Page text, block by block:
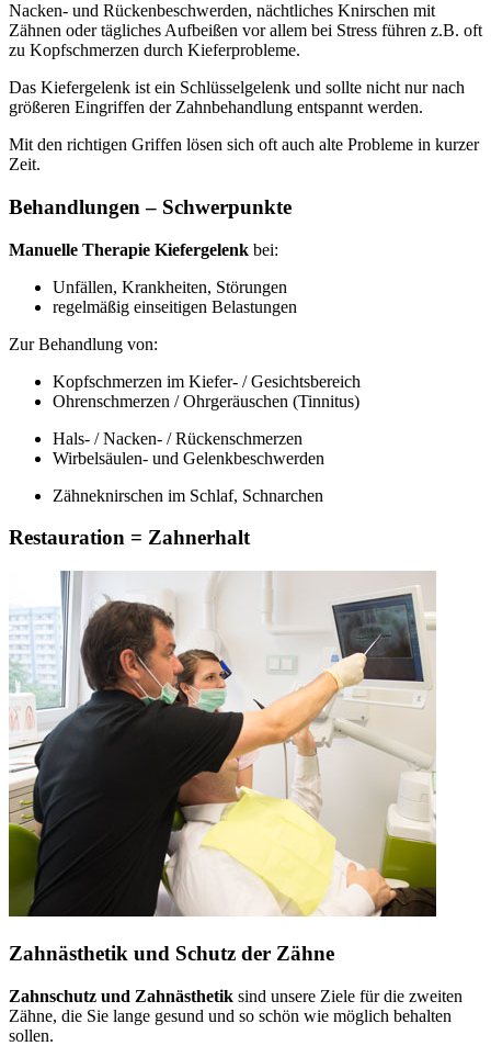
Nacken- und Rückenbeschwerden, nächtliches Knirschen mit
Zähnen oder tägliches Aufbeißen vor allem bei Stress führen z.B. oft
zu Kopfschmerzen durch Kieferprobleme.
Das Kiefergelenk ist ein Schlüsselgelenk und sollte nicht nur nach
größeren Eingriffen der Zahnbehandlung entspannt werden.
Mit den richtigen Griffen lösen sich oft auch alte Probleme in kurzer
Zeit.
Behandlungen – Schwerpunkte
Manuelle Therapie Kiefergelenk bei:
Unfällen, Krankheiten, Störungen
regelmäßig einseitigen Belastungen
Zur Behandlung von:
Kopfschmerzen im Kiefer- / Gesichtsbereich
Ohrenschmerzen / Ohrgeräuschen (Tinnitus)
Hals- / Nacken- / Rückenschmerzen
Wirbelsäulen- und Gelenkbeschwerden
Zähneknirschen im Schlaf, Schnarchen
Restauration = Zahnerhalt
Zahnästhetik und Schutz der Zähne
Zahnschutz und Zahnästhetik sind unsere Ziele für die zweiten
Zähne, die Sie lange gesund und so schön wie möglich behalten
sollen.